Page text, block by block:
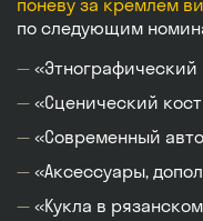
поневу за кремлем
по следующим
«Сценический
«Современный
«Аксессуары,
«Кукла в